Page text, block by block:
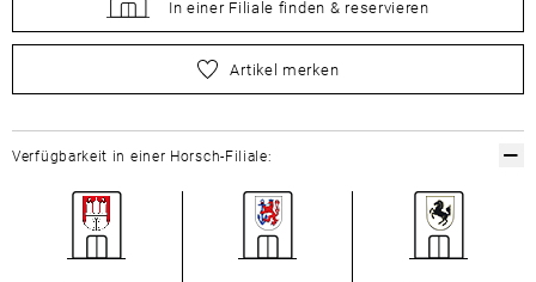
In einer Filiale finden & reservieren
wählen Sie zuerst Ihre Größe aus
Artikel merken
Verfügbarkeit in einer Horsch-Filiale: